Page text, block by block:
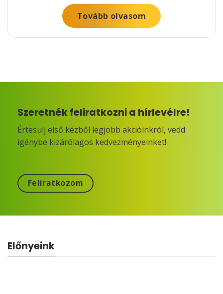
Tovább olvasom
Szeretnék feliratkozni a hírlevélre!
Értesülj első kézből legjobb akcióinkról, vedd
igénybe kizárólagos kedvezményeinket!
Feliratkozom
Előnyeink